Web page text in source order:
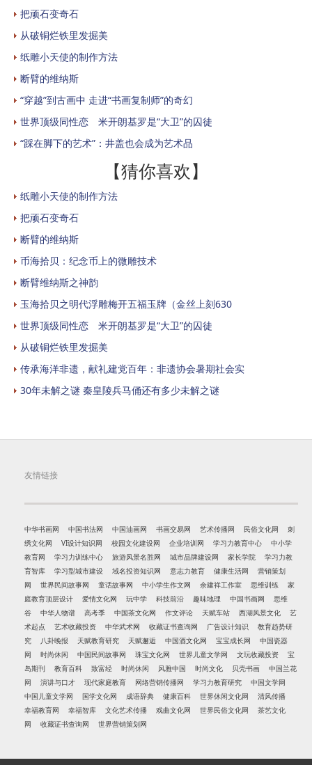
把顽石变奇石
从破铜烂铁里发掘美
纸雕小天使的制作方法
断臂的维纳斯
“穿越”到古画中 走进“书画复制师”的奇幻
世界顶级同性恋 米开朗基罗是“大卫”的囚徒
“踩在脚下的艺术”：井盖也会成为艺术品
【猜你喜欢】
纸雕小天使的制作方法
把顽石变奇石
断臂的维纳斯
币海拾贝：纪念币上的微雕技术
断臂维纳斯之神韵
玉海拾贝之明代浮雕梅开五福玉牌（金丝上刻630
世界顶级同性恋 米开朗基罗是“大卫”的囚徒
从破铜烂铁里发掘美
传承海洋非遗，献礼建党百年：非遗协会暑期社会实
30年未解之谜 秦皇陵兵马俑还有多少未解之谜
友情链接
中华书画网 中国书法网 中国油画网 书画交易网 艺术传播网 民俗文化网
刺
绣文化网
VI设计知识网 校园文化建设网 企业培训网 学习力教育中心
中小学
教育网
学习力训练中心 旅游风景名胜网 城市品牌建设网 家长学院
学习力教
育智库
学习型城市建设 域名投资知识网 意志力教育 健康生活网
营销策划
网
世界民间故事网 童话故事网 中小学生作文网 余建祥工作室 思维训练
家
庭教育顶层设计
爱情文化网 玩中学 科技前沿 趣味地理 中国书画网
思维
谷
中华人物谱 高考季 中国茶文化网 作文评论 天赋车站 西湖风景文化
艺
术起点
艺术收藏投资 中华武术网 收藏证书查询网 广告设计知识
教育趋势研
究
八卦晚报 天赋教育研究 天赋邂逅 中国酒文化网 宝宝成长网
中国瓷器
网
时尚休闲 中国民间故事网 珠宝文化网 世界儿童文学网 文玩收藏投资
宝
岛期刊
教育百科 致富经 时尚休闲 风雅中国 时尚文化 贝壳书画
中国兰花
网
演讲与口才 现代家庭教育 网络营销传播网 学习力教育研究
中国文学网
中国儿童文学网
国学文化网 成语辞典 健康百科 世界休闲文化网
清风传播
幸福教育网
幸福智库 文化艺术传播 戏曲文化网 世界民俗文化网
茶艺文化
网
收藏证书查询网 世界营销策划网